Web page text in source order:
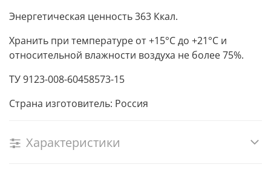
Энергетическая ценность 363 Ккал.
Хранить при температуре от +15°С до +21°С и
относительной влажности воздуха не более 75%.
ТУ 9123-008-60458573-15
Страна изготовитель: Россия
Характеристики